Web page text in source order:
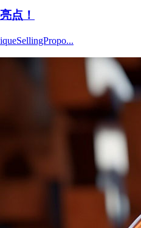
点！